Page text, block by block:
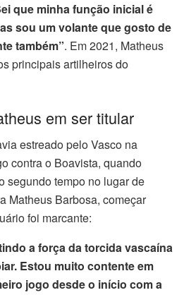
que minha função inicial é
sou um volante que gosto de
também”. Em 2021, Matheus
principais artilheiros do
em ser titular
estreado pelo Vasco na
contra o Boavista, quando
segundo tempo no lugar de
Matheus Barbosa, começar
foi marcante:
a força da torcida vascaína
Estou muito contente em
jogo desde o início com a